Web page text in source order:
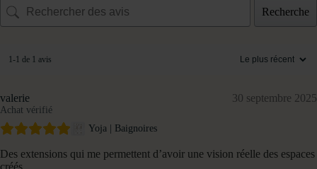
Recherche
1-1 de 1 avis
valerie
Achat vérifié
30 septembre 2025
Yoja | Baignoires
Des extensions qui me permettent d’avoir une vision réelle des espaces